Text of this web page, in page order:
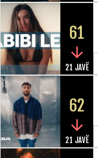
61
21 JAVË
62
21 JAVË